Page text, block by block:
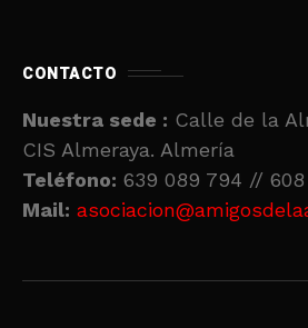
CONTACTO
Nuestra sede : Calle de la
CIS Almeraya. Almería
Teléfono: 639 089 794 // 608
Mail: